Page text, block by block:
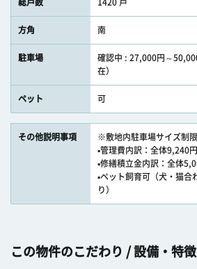
総戸数 1420 戸
方角 南
駐車場
確認中 : 27,000円～
在）
ペット 可
その他説明事項
※敷地内駐車場サイズ制
▪管理費内訳：全体9,240
▪修繕積立金内訳：全体
▪ペット飼育可（犬・猫合
り）
この物件のこだわり / 設備・特徴